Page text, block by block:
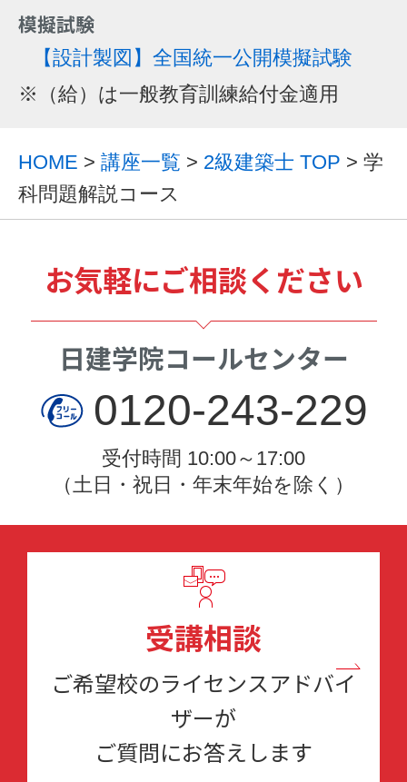
模擬試験
【設計製図】全国統一公開模擬試験
※（給）は一般教育訓練給付金適用
HOME > 講座一覧 > 2級建築士 TOP > 学
科問題解説コース
お気軽にご相談ください
日建学院コールセンター
0120-243-229
受付時間 10:00～17:00
（土日・祝日・年末年始を除く）
受講相談
ご希望校のライセンスアドバイ
ザーが
ご質問にお答えします